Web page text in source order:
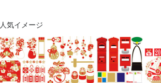
人気イメージ